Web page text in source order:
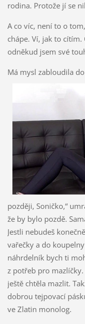
rodina. Protože jí se
A co víc, není to o
chápe. Ví, jak to
odněkud jsem své
Má mysl zabloudila
později, Soničko,“
že by bylo pozdě.
Jestli nebudeš
vařečky a do
náhrdelník bych ti
z potřeb pro
ještě chtěla mazlit.
dobrou tejpovací
ve Zlatin monolog.